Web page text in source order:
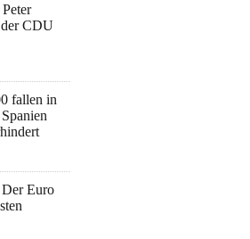
CDU
fallen in
Euro